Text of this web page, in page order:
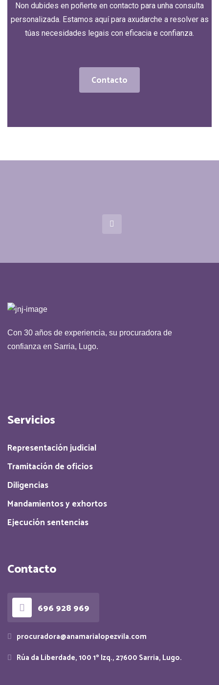
Non dubides en poñerte en contacto para unha consulta
personalizada. Estamos aquí para axudarche a resolver as
túas necesidades legais con eficacia e confianza.
Contacto
Con 30 años de experiencia, su procuradora de
confianza en Sarria, Lugo.
Servicios
Representación judicial
Tramitación de oficios
Diligencias
Mandamientos y exhortos
Ejecución sentencias
Contacto
696 928 969
procuradora@anamarialopezvila.com
Rúa da Liberdade, 100 1º Izq., 27600 Sarria, Lugo.